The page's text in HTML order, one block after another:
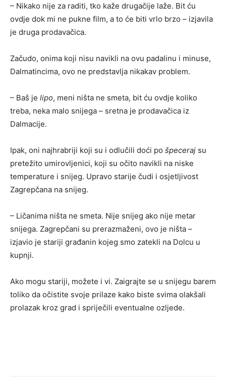
– Nikako nije za raditi, tko kaže drugačije laže. Bit ću
ovdje dok mi ne pukne film, a to će biti vrlo brzo – izjavila
je druga prodavačica.
Začudo, onima koji nisu navikli na ovu padalinu i minuse,
Dalmatincima, ovo ne predstavlja nikakav problem.
– Baš je lipo, meni ništa ne smeta, bit ću ovdje koliko
treba, neka malo snijega – sretna je prodavačica iz
Dalmacije.
Ipak, oni najhrabriji koji su i odlučili doći po špeceraj su
pretežito umirovljenici, koji su očito navikli na niske
temperature i snijeg. Upravo starije čudi i osjetljivost
Zagrepčana na snijeg.
– Ličanima ništa ne smeta. Nije snijeg ako nije metar
snijega. Zagrepčani su prerazmaženi, ovo je ništa –
izjavio je stariji građanin kojeg smo zatekli na Dolcu u
kupnji.
Ako mogu stariji, možete i vi. Zaigrajte se u snijegu barem
toliko da očistite svoje prilaze kako biste svima olakšali
prolazak kroz grad i spriječili eventualne ozljede.